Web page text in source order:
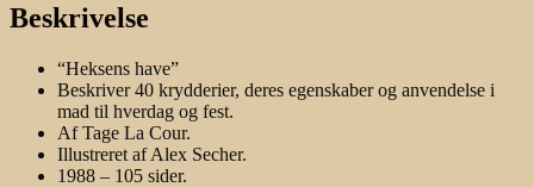
Beskrivelse
“Heksens have”
Beskriver 40 krydderier, deres egenskaber og anvendelse i
mad til hverdag og fest.
Af Tage La Cour.
Illustreret af Alex Secher.
1988 – 105 sider.